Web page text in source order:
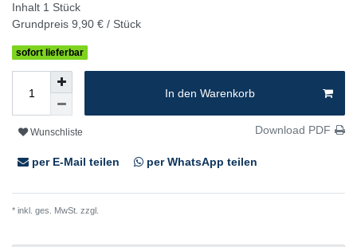
Inhalt 1 Stück
Grundpreis 9,90 € / Stück
sofort lieferbar
In den Warenkorb
Wunschliste Download PDF
per E-Mail teilen per WhatsApp teilen
* inkl. ges. MwSt. zzgl.